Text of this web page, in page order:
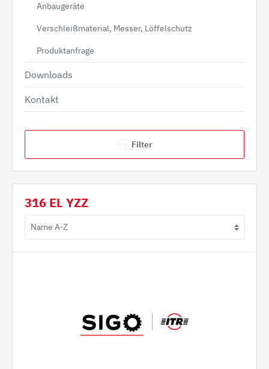
Anbaugeräte
Verschleißmaterial, Messer, Löffelschutz
Produktanfrage
Downloads
Kontakt
Filter
316 EL YZZ